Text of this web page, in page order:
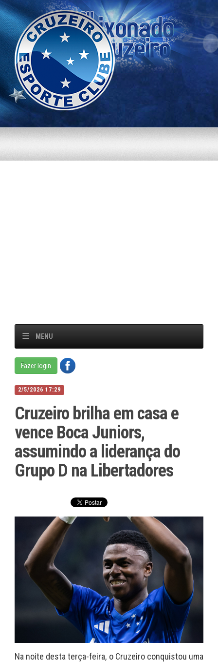
MENU
Fazer login
2/5/2026 17:29
Cruzeiro brilha em casa e
vence Boca Juniors,
assumindo a liderança do
Grupo D na Libertadores
Na noite desta terça-feira, o Cruzeiro conquistou uma